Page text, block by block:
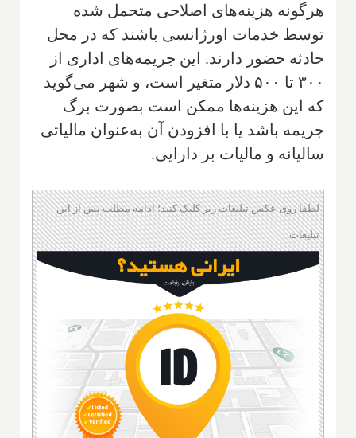
هرگونه هزینه‌های اصلاحی متحمل شده
توسط خدمات اورژانسی باشند که در محل
حادثه حضور دارند. این جریمه‌های اداری از
۳۰۰ تا ۵۰۰ دلار متغیر است، و شهر می‌گوید
که این هزینه‌ها ممکن است بصورت برگ
جریمه باشد یا با افزودن آن به‌عنوان مالیاتی
سالیانه و مالیات بر دارایی.
لطفا روی عکس تبلیغات زیر کلیک کنید؛ ادامه مطلب پس از این
تبلیغات